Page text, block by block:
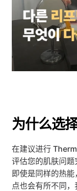
为什么选
在建议进行
评估您的肌肤问题
即使是同样的热
点也会有所不同